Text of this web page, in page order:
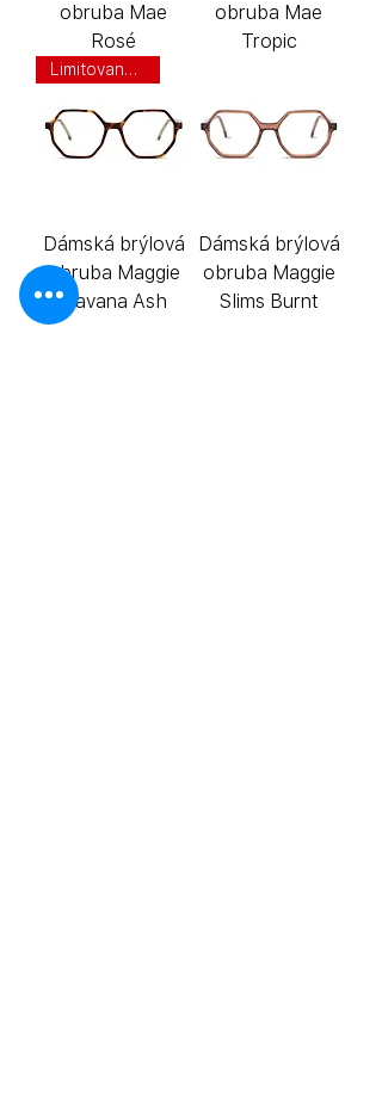
obruba Mae
Rosé
obruba Mae
Tropic
Limitovaná Edice
Dámská brýlová
obruba Maggie
Havana Ash
Dámská brýlová
obruba Maggie
Slims Burnt